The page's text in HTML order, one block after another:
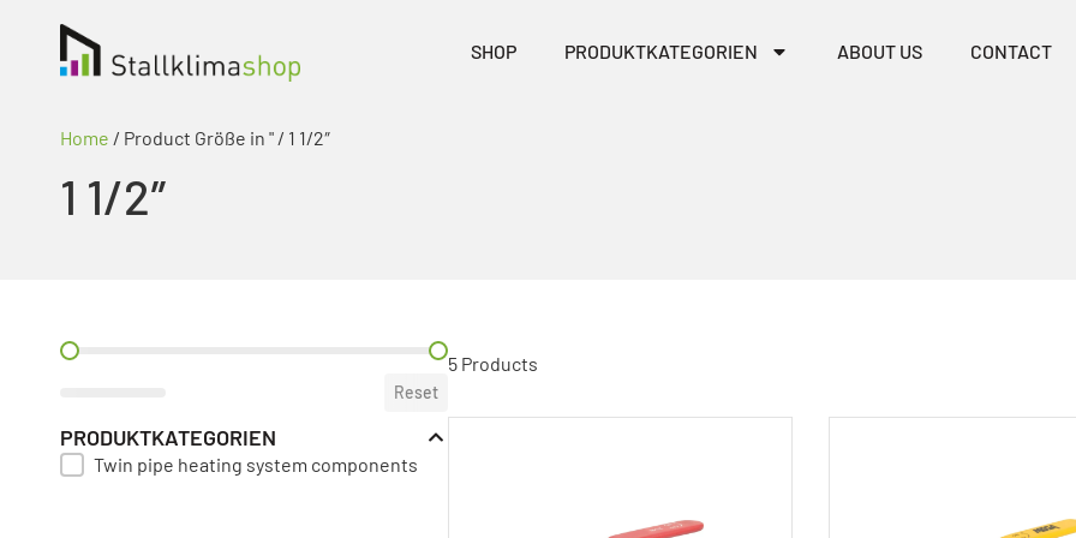
SHOP PRODUKTKATEGORIEN ABOUT US CONTACT
Home / Product Größe in " / 1 1/2″
1 1/2″
PREIS FILTER
Reset
PRODUKTKATEGORIEN
PRODUKT KATEGORIE FILTER
Twin pipe heating system components
5 Products